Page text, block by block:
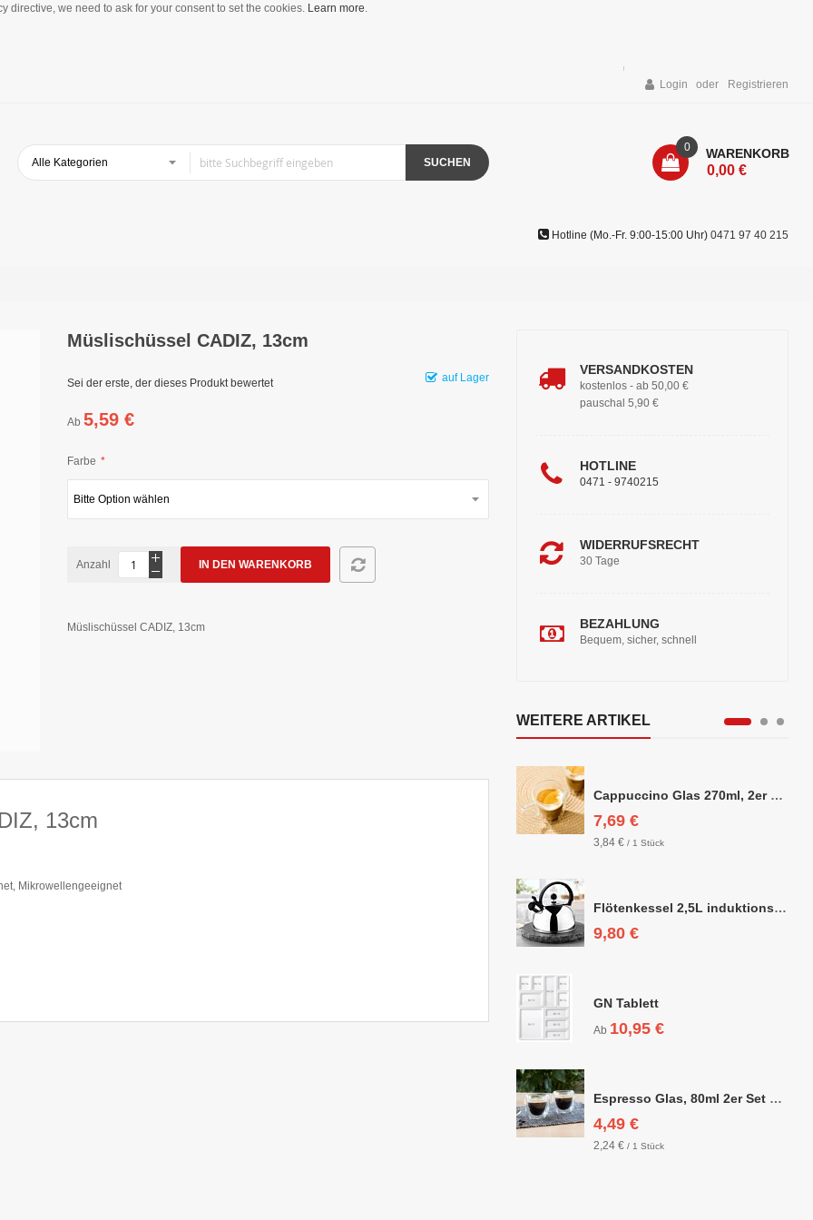
directive, we need to ask for your consent to set the cookies. Learn more.
Login Registrieren
SUCHEN
WARENKORB
0
0,00 €
Hotline (Mo.-Fr. 9:00-15:00 Uhr) 0471 97 40 215
Müslischüssel CADIZ, 13cm
auf Lager
Sei der erste, der dieses Produkt bewertet
Ab 5,59 €
Farbe
Anzahl IN DEN WARENKORB
Müslischüssel CADIZ, 13cm
13cm
Mikrowellengeeignet
VERSANDKOSTEN
kostenlos - ab 50,00 €
pauschal 5,90 €
HOTLINE
0471 - 9740215
WIDERRUFSRECHT
30 Tage
BEZAHLUNG
Bequem, sicher, schnell
WEITERE ARTIKEL
Cappuccino Glas 270ml, 2er Set doppelwandig, ca. 8,5 x 10cm
7,69 €
3,84 € / 1 Stück
Flötenkessel 2,5L induktionsgeeignet
9,80 €
GN Tablett
Ab 10,95 €
Espresso Glas, 80ml 2er Set doppelwandig, ca. 6,3 x 6,4cm
4,49 €
2,24 € / 1 Stück